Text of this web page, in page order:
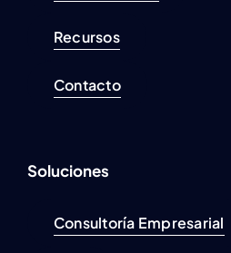
Recursos
Contacto
Soluciones
Consultoría Empresarial